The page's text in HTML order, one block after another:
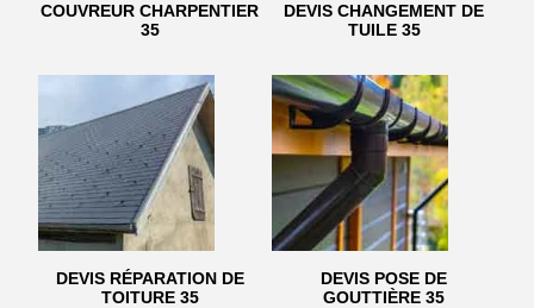
COUVREUR CHARPENTIER
35
DEVIS CHANGEMENT DE
TUILE 35
DEVIS RÉPARATION DE
TOITURE 35
DEVIS POSE DE
GOUTTIÈRE 35